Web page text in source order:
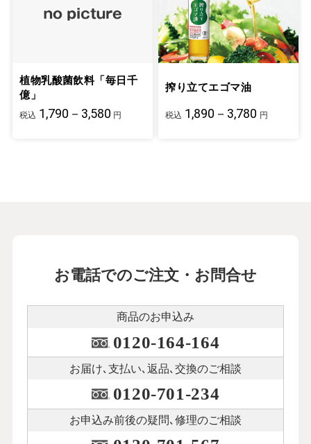
植物乳酸菌飲料「毎日千
億」
税込 1,790－3,580 円
搾り立てエゴマ油
税込 1,890－3,780 円
お電話でのご注文・お問合せ
商品のお申込み
0120-164-164
お届け､支払い､ 返品､交換のご相談
0120-701-234
お申込み前後の疑問､修理のご相談